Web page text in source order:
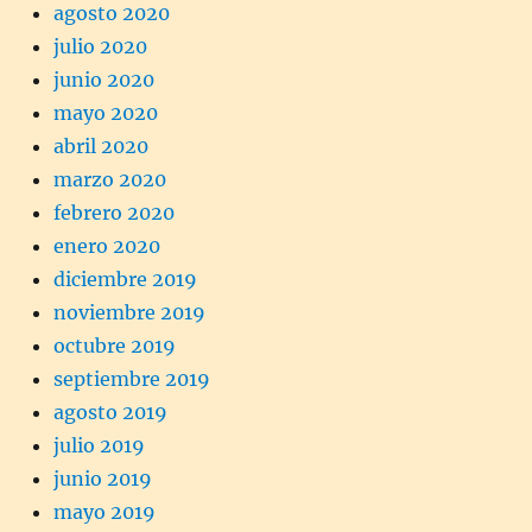
agosto 2020
julio 2020
junio 2020
mayo 2020
abril 2020
marzo 2020
febrero 2020
enero 2020
diciembre 2019
noviembre 2019
octubre 2019
septiembre 2019
agosto 2019
julio 2019
junio 2019
mayo 2019